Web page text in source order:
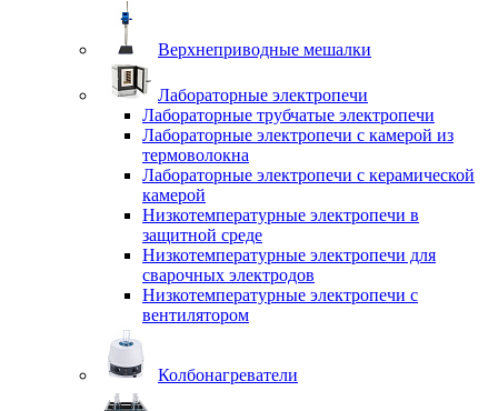
Верхнеприводные мешалки
Лабораторные электропечи
Лабораторные трубчатые электропечи
Лабораторные электропечи с камерой из
термоволокна
Лабораторные электропечи с керамической
камерой
Низкотемпературные электропечи в
защитной среде
Низкотемпературные электропечи для
cварочных электродов
Низкотемпературные электропечи с
вентилятором
Колбонагреватели